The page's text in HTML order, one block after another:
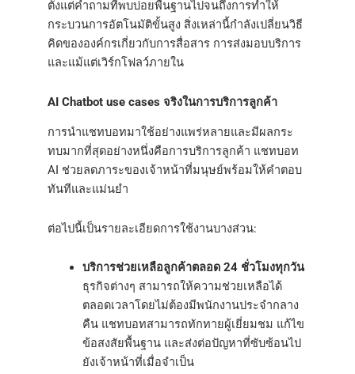
ตั้งแต่คำถามที่พบบ่อยพื้นฐานไปจนถึงการทำให้
กระบวนการอัตโนมัติขั้นสูง สิ่งเหล่านี้กำลังเปลี่ยนวิธี
คิดขององค์กรเกี่ยวกับการสื่อสาร การส่งมอบบริการ
และแม้แต่เวิร์กโฟลว์ภายใน
AI Chatbot use cases จริงในการบริการลูกค้า
การนำแชทบอทมาใช้อย่างแพร่หลายและมีผลกระ
ทบมากที่สุดอย่างหนึ่งคือการบริการลูกค้า แชทบอท
AI ช่วยลดภาระของเจ้าหน้าที่มนุษย์พร้อมให้คำตอบ
ทันทีและแม่นยำ
ต่อไปนี้เป็นรายละเอียดการใช้งานบางส่วน:
บริการช่วยเหลือลูกค้าตลอด 24 ชั่วโมงทุกวัน
ธุรกิจต่างๆ สามารถให้ความช่วยเหลือได้
ตลอดเวลาโดยไม่ต้องมีพนักงานประจำกลาง
คืน แชทบอทสามารถทักทายผู้เยี่ยมชม แก้ไข
ข้อสงสัยพื้นฐาน และส่งต่อปัญหาที่ซับซ้อนไป
ยังเจ้าหน้าที่เมื่อจำเป็น